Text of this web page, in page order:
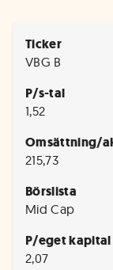
Ticker
VBG B
P/s-tal
1,52
Omsättning/
215,73
Börslista
Mid Cap
P/eget kapital
2,07